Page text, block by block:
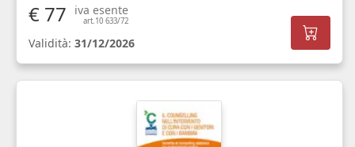
€ 77 iva esente
art.10 633/72
Validità: 31/12/2026